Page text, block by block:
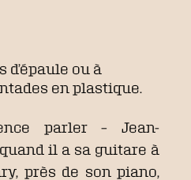
ou à
en plastique.
parler – Jean-
il a sa guitare à
près de son piano,